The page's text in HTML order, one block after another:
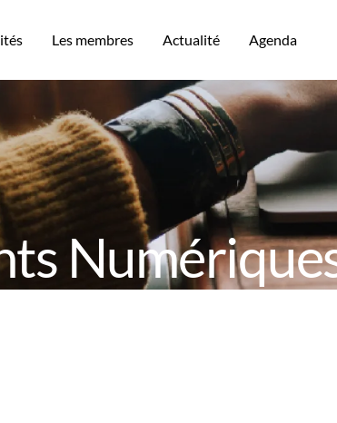
Les membres Actualité Agenda